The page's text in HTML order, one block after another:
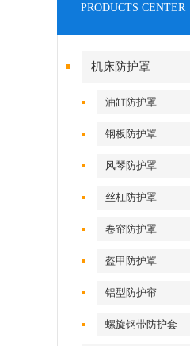
PRODUCTS CENTER
机床防护罩
油缸防护罩
钢板防护罩
风琴防护罩
丝杠防护罩
卷帘防护罩
盔甲防护罩
铝型防护帘
螺旋钢带防护套